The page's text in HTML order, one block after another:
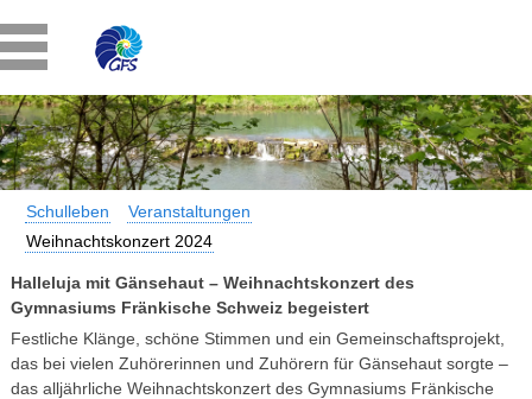
Schulleben
Veranstaltungen
Weihnachtskonzert 2024
Halleluja mit Gänsehaut – Weihnachtskonzert des
Gymnasiums Fränkische Schweiz begeistert
Festliche Klänge, schöne Stimmen und ein Gemeinschaftsprojekt,
das bei vielen Zuhörerinnen und Zuhörern für Gänsehaut sorgte –
das alljährliche Weihnachtskonzert des Gymnasiums Fränkische